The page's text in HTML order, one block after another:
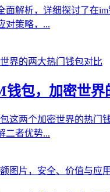
面解析，详细探讨了在
对策略，...
包，加密世界
这两个加密世界的热
二者优势...